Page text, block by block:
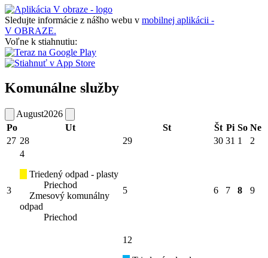
Sledujte informácie z nášho webu v mobilnej aplikácii -
V OBRAZE.
Voľne k stiahnutiu:
Komunálne služby
August2026
Po
Ut St Št Pi So Ne
27 28 29 30 31 1 2
3
4
Triedený odpad - plasty
Priechod
Zmesový komunálny
odpad
Priechod
5 6 7 8 9
12